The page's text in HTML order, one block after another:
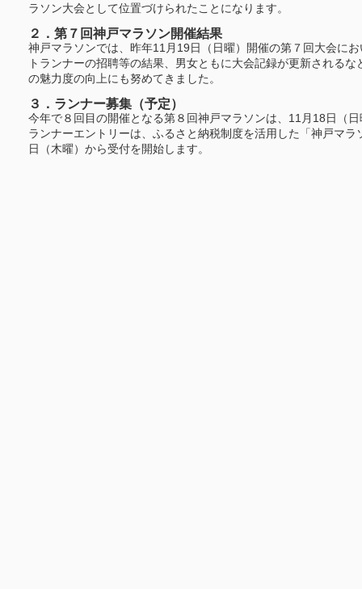
ラソン大会として位置づけられたことになります。
２．第７回神戸マラソン開催結果
神戸マラソンでは、昨年11月19日（日曜）開催の第７回大会に
トランナーの招聘等の結果、男女ともに大会記録が更新される
の魅力度の向上にも努めてきました。
３．ランナー募集（予定）
今年で８回目の開催となる第８回神戸マラソンは、11月18日（
ランナーエントリーは、ふるさと納税制度を活用した「神戸マ
日（木曜）から受付を開始します。